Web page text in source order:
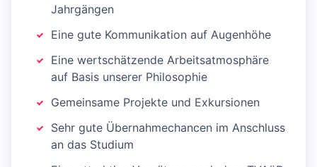
Jahrgängen
Eine gute Kommunikation auf Augenhöhe
Eine wertschätzende Arbeitsatmosphäre
auf Basis unserer Philosophie
Gemeinsame Projekte und Exkursionen
Sehr gute Übernahmechancen im Anschluss
an das Studium